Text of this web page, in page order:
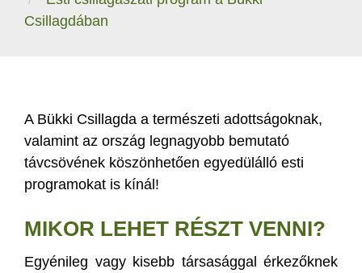
Csillagdában
A Bükki Csillagda a természeti adottságoknak,
valamint az ország legnagyobb bemutató
távcsövének köszönhetően egyedülálló esti
programokat is kínál!
MIKOR LEHET RÉSZT VENNI?
Egyénileg vagy kisebb társasággal érkezőknek